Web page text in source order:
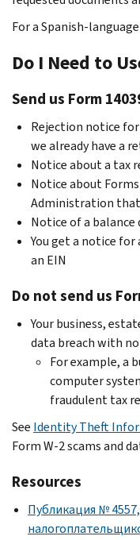
For a Spanish-
Do I Need to
Send us Form
Rejection notice
we already have a
Notice about a tax
Notice about
Administration
Notice of a
You get a notice for
an EIN
Do not send us
Your business,
data breach with
For example, a
computer
fraudulent tax
See Identity Theft
Form W-2 scams and
Resources
Публикация №